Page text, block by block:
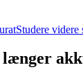
Studere videre
længer